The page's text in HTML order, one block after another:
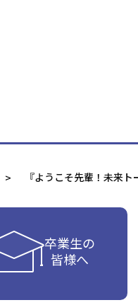
『ようこそ先輩！未来
卒業生の
皆様へ